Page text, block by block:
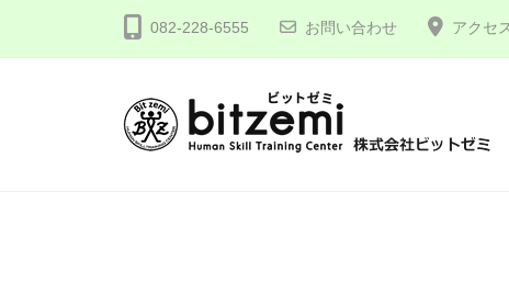
082-228-6555 お問い合わせ アクセ
式
会
ビ
ッ